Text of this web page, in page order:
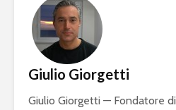
Giulio Giorgetti
Giulio Giorgetti — Fondatore di